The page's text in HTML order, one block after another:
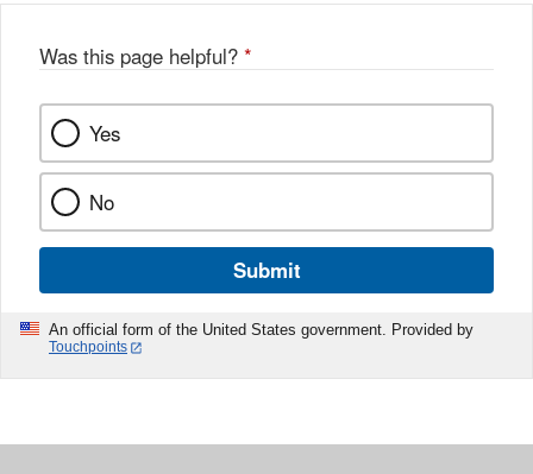
Was this page helpful? *
Yes
No
Submit
An official form of the United States government. Provided by
Touchpoints